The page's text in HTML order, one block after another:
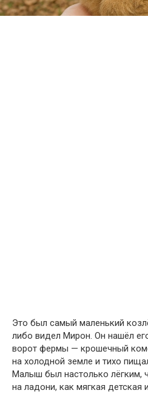
Это был самый маленький
либо видел Мирон. Он нашёл
ворот фермы — крошечный
на холодной земле и тихо
Малыш был настолько лёгким,
на ладони, как мягкая детская